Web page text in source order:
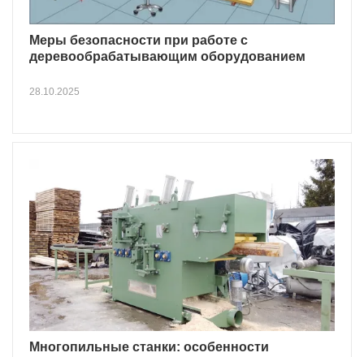
Меры безопасности при работе с
деревообрабатывающим оборудованием
28.10.2025
Многопильные станки: особенности